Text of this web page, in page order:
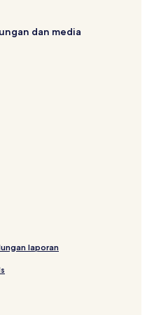
dan media
laporan